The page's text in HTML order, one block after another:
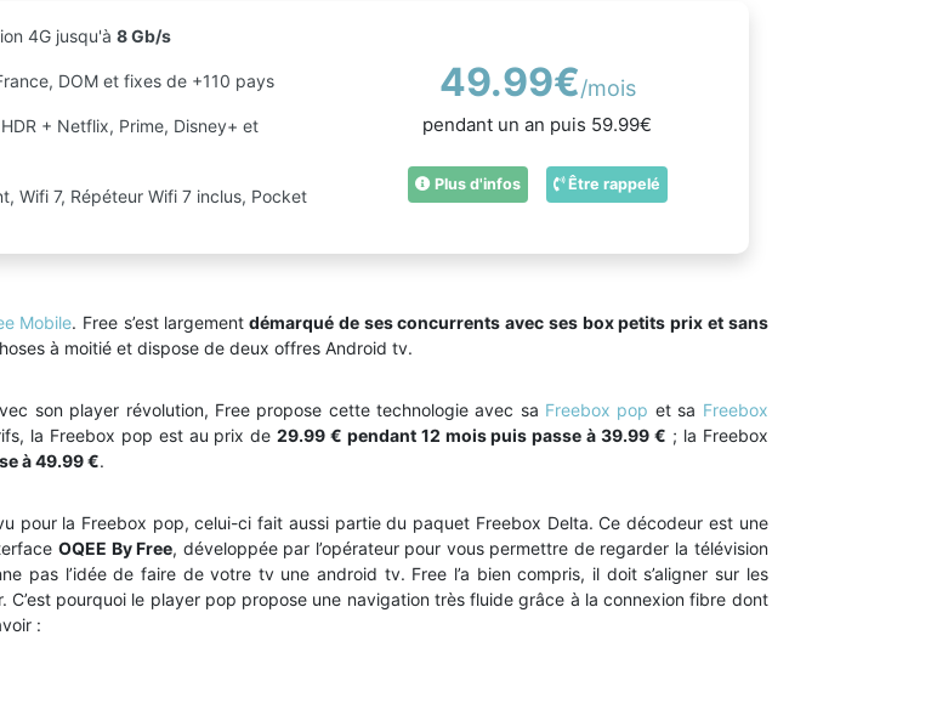
4G jusqu'à8 Gb/s
DOM et fixes de +110 pays
+ Netflix, Prime, Disney+ et
Wifi 7, Répéteur Wifi 7 inclus, Pocket
49.99€/mois
pendant un an puis 59.99€
Plus d'infos Être rappelé
Mobile. Free s’est largement démarqué de ses concurrents avec ses box petits prix et sans
à moitié et dispose de deux offres Android tv.
son player révolution, Free propose cette technologie avec sa Freebox pop et sa Freebox
la Freebox pop est au prix de29.99 € pendant 12 mois puis passe à 39.99 € ; la Freebox
à 49.99 €.
pour la Freebox pop, celui-ci fait aussi partie du paquet Freebox Delta. Ce décodeur est une
OQEE By Free, développée par l’opérateur pour vous permettre de regarder la télévision
pas l’idée de faire de votre tv une android tv. Free l’a bien compris, il doit s’aligner sur les
pourquoi le player pop propose une navigation très fluide grâce à la connexion fibre dont
: